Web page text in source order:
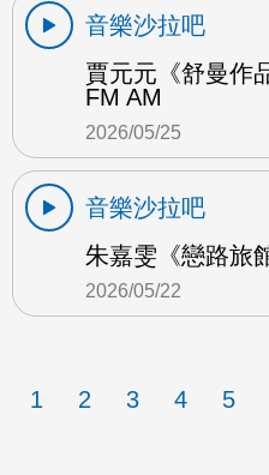
音樂沙拉吧
賈元元《舒曼作
FM AM
2026/05/25
音樂沙拉吧
朱嘉雯《戀路旅
2026/05/22
1 2 3 4 5